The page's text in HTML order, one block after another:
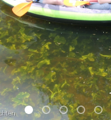
mei2021 1 snoekje
jun2021 28
mei2021
karper